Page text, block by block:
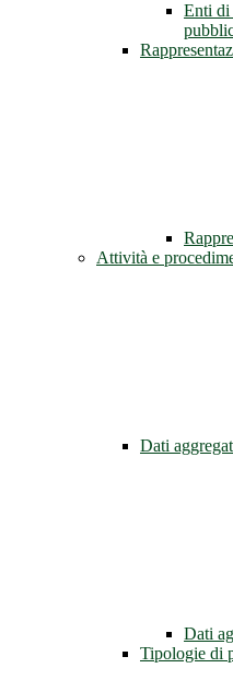
Enti di
Attività e
Dati
Dati
Tipologie di